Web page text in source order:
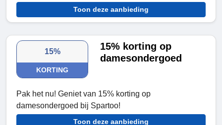
Toon deze aanbieding
15%
KORTING
15% korting op
damesondergoed
Pak het nu! Geniet van 15% korting op
damesondergoed bij Spartoo!
Toon deze aanbieding